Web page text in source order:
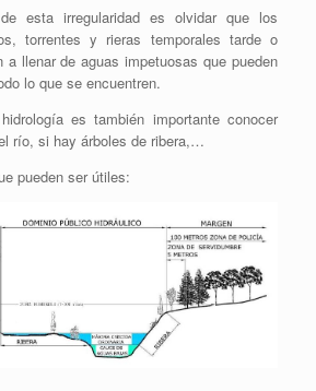
esta irregularidad es olvidar que los
torrentes y rieras temporales tarde o
a llenar de aguas impetuosas que pueden
lo que se encuentren.
es también importante conocer
río, si hay árboles de ribera,…
pueden ser útiles: